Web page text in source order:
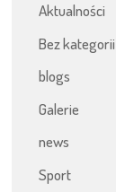
Aktualności
Bez kategorii
blogs
Galerie
news
Sport